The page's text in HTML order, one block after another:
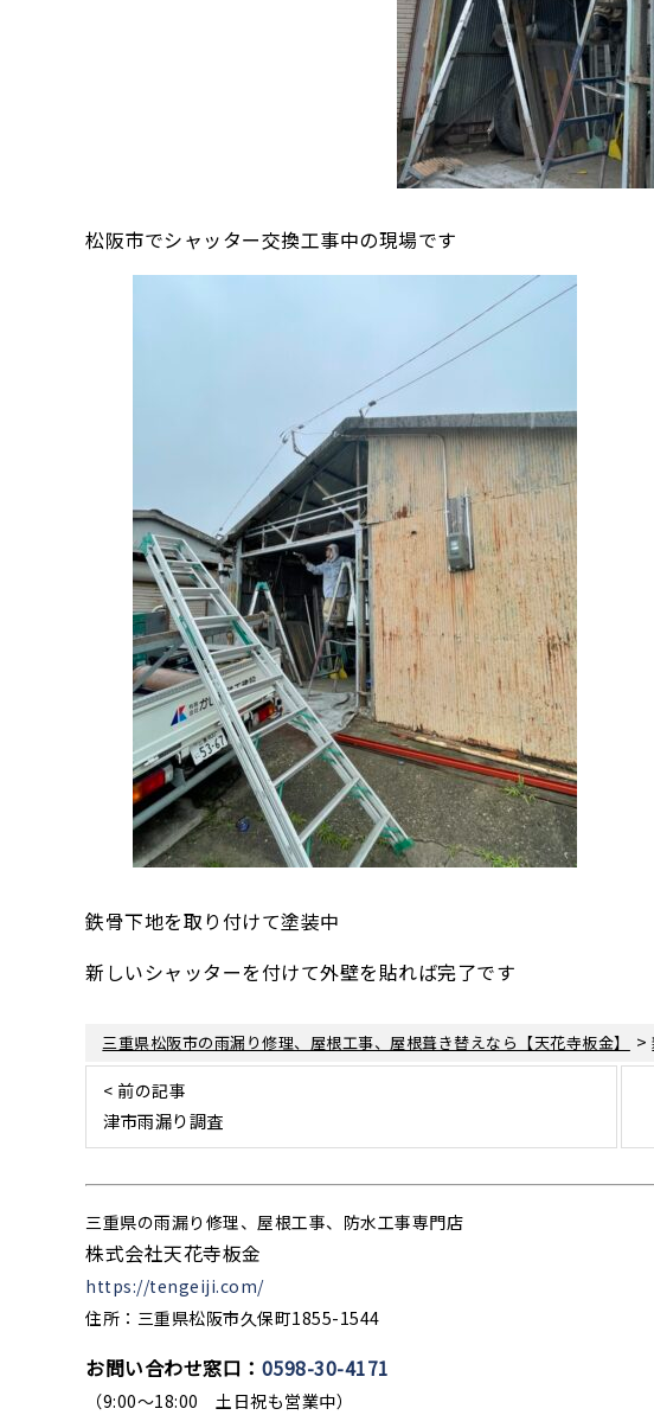
松阪市でシャッター交換工事中の現場です
鉄骨下地を取り付けて塗装中
新しいシャッターを付けて外壁を貼れば完了です
三重県松阪市の雨漏り修理、屋根工事、屋根葺き替えなら【天花寺板金】 >
< 前の記事
津市雨漏り調査
三重県の雨漏り修理、屋根工事、防水工事専門店
株式会社天花寺板金
https://tengeiji.com/
住所：三重県松阪市久保町1855-1544
お問い合わせ窓口： 0598-30-4171
（9:00〜18:00 土日祝も営業中）